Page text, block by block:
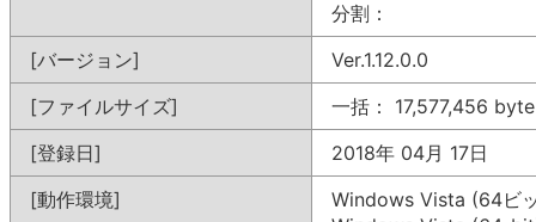
分割：
[バージョン]
Ver.1.12.0.0
[ファイルサイズ]
一括： 17,577,456 byte
[登録日]
2018年 04月 17日
[動作環境]
Windows Vista (64ビ